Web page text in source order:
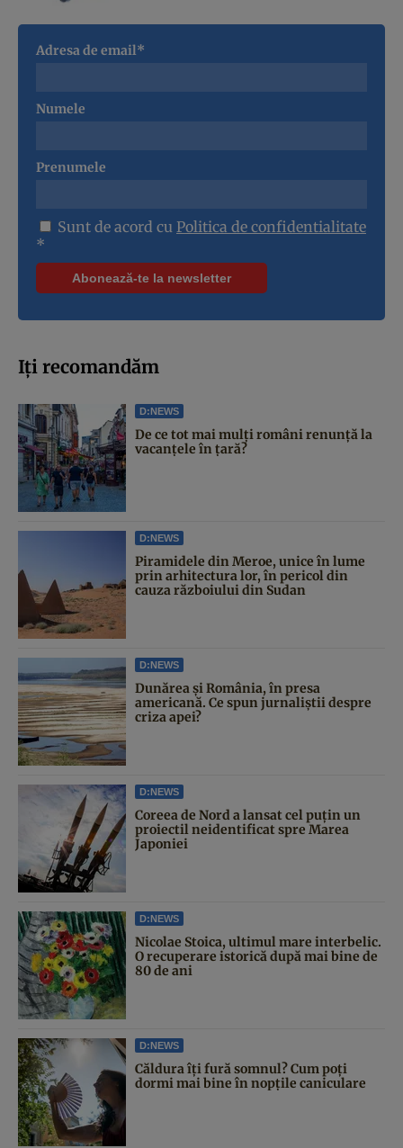
Adresa de email*
Numele
Prenumele
Sunt de acord cu Politica de confidentialitate
*
Iți recomandăm
D:NEWS
De ce tot mai mulți români renunță la
vacanțele în țară?
D:NEWS
Piramidele din Meroe, unice în lume
prin arhitectura lor, în pericol din
cauza războiului din Sudan
D:NEWS
Dunărea și România, în presa
americană. Ce spun jurnaliștii despre
criza apei?
D:NEWS
Coreea de Nord a lansat cel puțin un
proiectil neidentificat spre Marea
Japoniei
D:NEWS
Nicolae Stoica, ultimul mare interbelic.
O recuperare istorică după mai bine de
80 de ani
D:NEWS
Căldura îți fură somnul? Cum poți
dormi mai bine în nopțile caniculare